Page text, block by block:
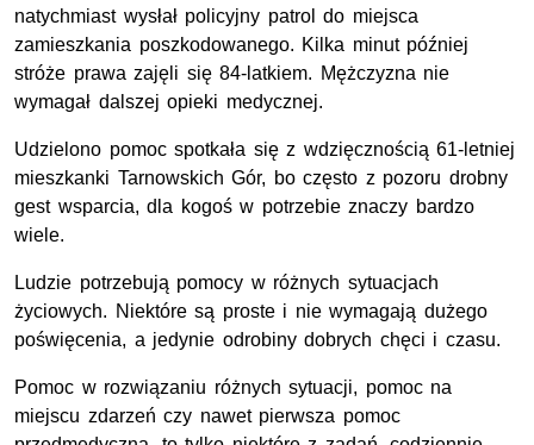
natychmiast wysłał policyjny patrol do miejsca
zamieszkania poszkodowanego. Kilka minut później
stróże prawa zajęli się 84-latkiem. Mężczyzna nie
wymagał dalszej opieki medycznej.
Udzielono pomoc spotkała się z wdzięcznością 61-letniej
mieszkanki Tarnowskich Gór, bo często z pozoru drobny
gest wsparcia, dla kogoś w potrzebie znaczy bardzo
wiele.
Ludzie potrzebują pomocy w różnych sytuacjach
życiowych. Niektóre są proste i nie wymagają dużego
poświęcenia, a jedynie odrobiny dobrych chęci i czasu.
Pomoc w rozwiązaniu różnych sytuacji, pomoc na
miejscu zdarzeń czy nawet pierwsza pomoc